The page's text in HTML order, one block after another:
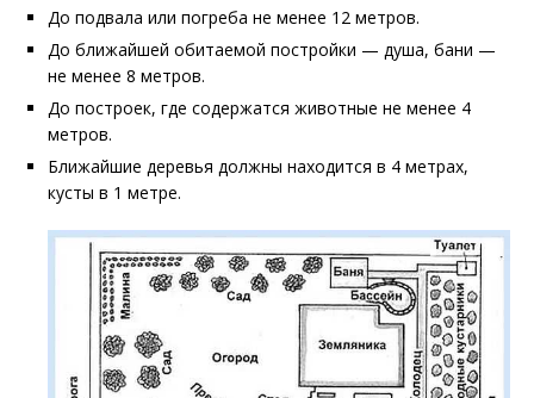
До подвала или погреба не менее 12 метров.
До ближайшей обитаемой постройки — душа, бани —
не менее 8 метров.
До построек, где содержатся животные не менее 4
метров.
Ближайшие деревья должны находится в 4 метрах,
кусты в 1 метре.